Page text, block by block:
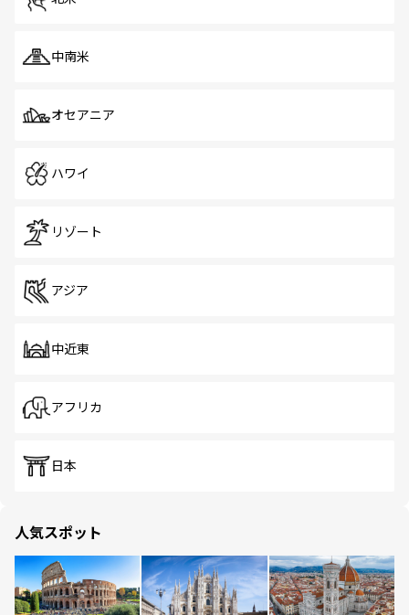
中南米
オセアニア
ハワイ
リゾート
アジア
中近東
アフリカ
日本
人気スポット